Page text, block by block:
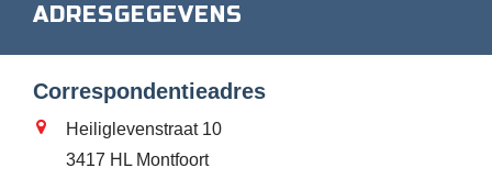
ADRESGEGEVENS
Correspondentieadres
Heiliglevenstraat 10
3417 HL Montfoort